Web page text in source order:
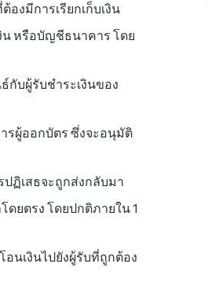
งมีการเรียกเก็บเงิน
น หรือบัญชีธนาคาร โดย
กับผู้รับชำระเงินของ
รผู้ออกบัตร ซึ่งจะอนุมัติ
ฏิเสธจะถูกส่งกลับมา
ยตรง โดยปกติภายใน 1
นเงินไปยังผู้รับที่ถูกต้อง